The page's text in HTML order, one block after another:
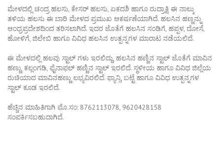
ಮೇಳದಲ್ಲಿ ಚಂದ್ರ ಹಲಸು, ಕೇಸರ್ ಹಲಸು, ಏಕದಶಿ ಹಾಗೂ ರುದ್ರಾಕ್ಷಿ ಈ ನಾಲ್ಕು
ತಳಿಯ ಹಲಸು ಈ ಬಾರಿ ಮೇಳದ ಪ್ರಮುಖ ಆಕರ್ಷಣೆಯಾಗಿದೆ. ಹಲಸಿನ ಹಣ್ಣನ್ನು
ಆಂಧ್ರಪ್ರದೇಶದಿಂದ ತರಿಸಲಾಗಿದೆ. ಇದರ ಜೊತೆಗೆ ಹಲಸಿನ ಸಂಡಿಗೆ, ಹಪ್ಪಳ, ದೋಸೆ,
ಹೋಳಿಗೆ, ಜಿಲೇಬಿ ಹಾಗೂ ವಿವಿಧ ಹಲಸಿನ ಉತ್ಪನ್ನಗಳ ಮಾರಾಟ ನಡೆಯಲಿದೆ.
ಈ ಮೇಳದಲ್ಲಿ ಹಲವು ಸ್ಟಾಲ್ ಗಳು ಇರಲಿದ್ದು, ಹಲಸಿನ ಹಣ್ಣಿನ ಸ್ಟಾಲ್ ಜೊತೆಗೆ ಮಾವಿನ
ಹಣ್ಣು, ಕಲ್ಲಂಗಡಿ, ಫೈನಾಫಲ್ ಹಣ್ಣಿನ ಸ್ಟಾಲ್ ಇರಲಿದೆ. ಸ್ಥಳೀಯ ಹಾಗೂ ವಿವಿಧ ಜಿಲ್ಲೆಯ
ರುಚಿಯಾದ ಮಾವಿನಹಣ್ಣು ಲಭ್ಯವಿರಲಿದೆ. ಫ್ಯಾನ್ಸಿ, ಬಟ್ಟೆ ಹಾಗೂ ವಿವಿಧ ಉತ್ಪನ್ನಗಳ
ಸ್ಟಾಲ್ ಕೂಡ ಇರಲಿದೆ.
ಹೆಚ್ಚಿನ ಮಾಹಿತಿಗಾಗಿ ಮೊ.ಸಂ: 8762113078, 9620428158
ಸಂಪರ್ಕಿಸಬಹುದಾಗಿದೆ.